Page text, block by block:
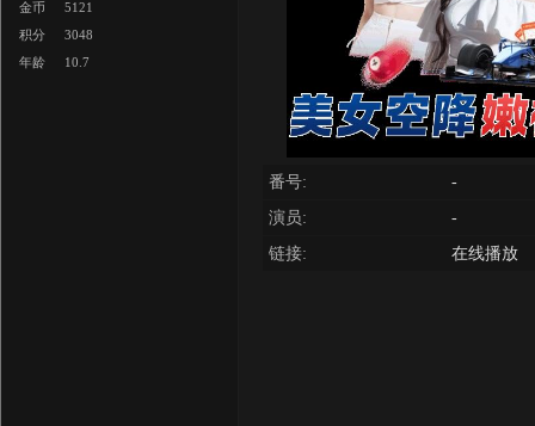
金币
5121
积分
3048
年龄
10.7
番号:
-
演员:
-
链接:
在线播放